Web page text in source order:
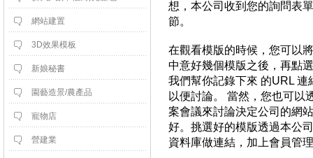
網站建置
3D效果模板
新娘秘書
園藝造景/農產品
寵物店
營建業
想，本公司收到您的詢問表
節。
在觀看模版的時候，您可以
中意好幾個模版之後，再點
我們幫你記錄下來 的URL
以便討論。 當然，您也可以
案會議來討論決定公司的網
好。挑選好的模版透過本公
資料庫做連結，加上會員管